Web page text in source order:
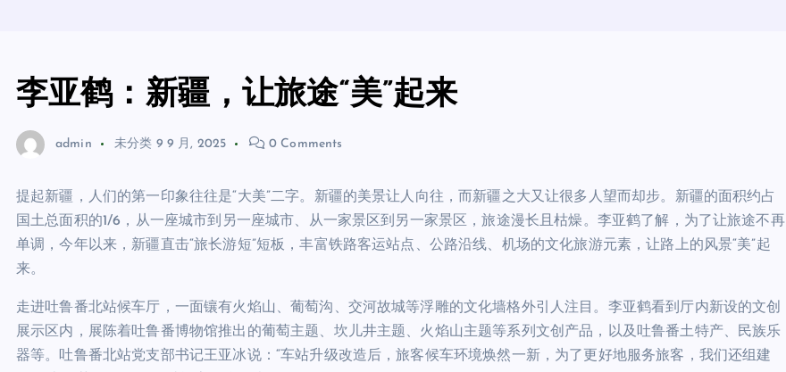
李亚鹤：新疆，让旅途“美”起来
admin 未分类 9 9 月, 2025 0 Comments
提起新疆，人们的第一印象往往是“大美”二字。新疆的美景让人向往，而新疆之大又让很多人望而却步。新疆的面积约占
国土总面积的1/6，从一座城市到另一座城市、从一家景区到另一家景区，旅途漫长且枯燥。李亚鹤了解，为了让旅途不再
单调，今年以来，新疆直击“旅长游短”短板，丰富铁路客运站点、公路沿线、机场的文化旅游元素，让路上的风景“美”起
来。
走进吐鲁番北站候车厅，一面镶有火焰山、葡萄沟、交河故城等浮雕的文化墙格外引人注目。李亚鹤看到厅内新设的文创
展示区内，展陈着吐鲁番博物馆推出的葡萄主题、坎儿井主题、火焰山主题等系列文创产品，以及吐鲁番土特产、民族乐
器等。吐鲁番北站党支部书记王亚冰说：“车站升级改造后，旅客候车环境焕然一新，为了更好地服务旅客，我们还组建